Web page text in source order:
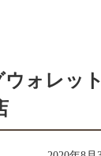
ウォレッ